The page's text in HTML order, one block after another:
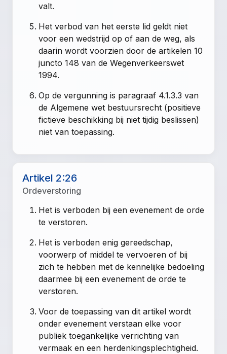
valt.
Het verbod van het eerste lid geldt niet
voor een wedstrijd op of aan de weg, als
daarin wordt voorzien door de artikelen 10
juncto 148 van de Wegenverkeerswet
1994.
Op de vergunning is paragraaf 4.1.3.3 van
de Algemene wet bestuursrecht (positieve
fictieve beschikking bij niet tijdig beslissen)
niet van toepassing.
Artikel 2:26
Ordeverstoring
Het is verboden bij een evenement de orde
te verstoren.
Het is verboden enig gereedschap,
voorwerp of middel te vervoeren of bij
zich te hebben met de kennelijke bedoeling
daarmee bij een evenement de orde te
verstoren.
Voor de toepassing van dit artikel wordt
onder evenement verstaan elke voor
publiek toegankelijke verrichting van
vermaak en een herdenkingsplechtigheid.